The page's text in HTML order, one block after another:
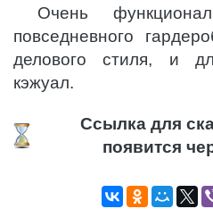
Очень
повседневного
делового стиля, и
кэжуал.
Ссылка для
появится